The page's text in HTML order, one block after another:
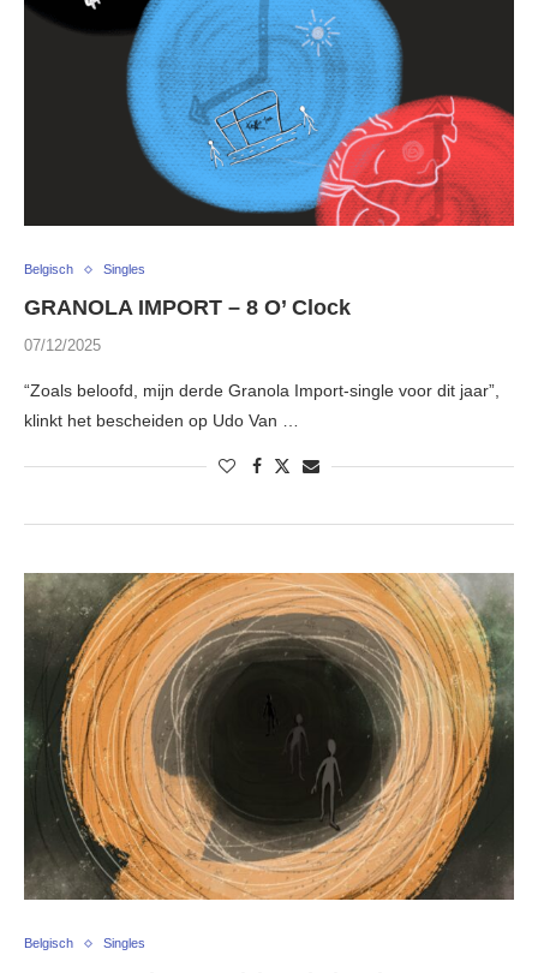
Belgisch Singles
GRANOLA IMPORT – 8 O’ Clock
07/12/2025
“Zoals beloofd, mijn derde Granola Import-single voor dit jaar”,
klinkt het bescheiden op Udo Van …
Belgisch Singles